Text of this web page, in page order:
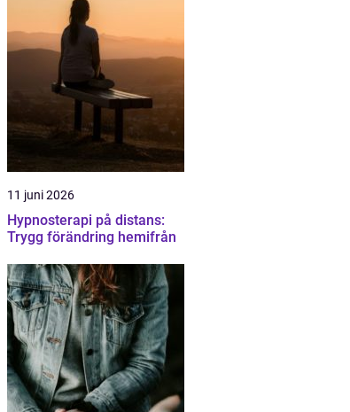
11 juni 2026
Hypnosterapi på distans:
Trygg förändring hemifrån